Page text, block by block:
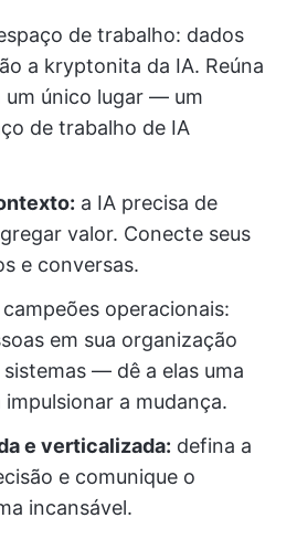
de trabalho: dados
a kryptonita da IA. Reúna
um único lugar — um
de trabalho de IA
a IA precisa de
valor. Conecte seus
e conversas.
operacionais:
em sua organização
— dê a elas uma
a mudança.
e verticalizada: defina a
e comunique o
incansável.